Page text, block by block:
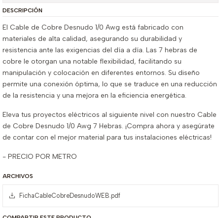
DESCRIPCIÓN
El Cable de Cobre Desnudo 1/0 Awg está fabricado con
materiales de alta calidad, asegurando su durabilidad y
resistencia ante las exigencias del día a día. Las 7 hebras de
cobre le otorgan una notable flexibilidad, facilitando su
manipulación y colocación en diferentes entornos. Su diseño
permite una conexión óptima, lo que se traduce en una reducción
de la resistencia y una mejora en la eficiencia energética.
Eleva tus proyectos eléctricos al siguiente nivel con nuestro Cable
de Cobre Desnudo 1/0 Awg 7 Hebras. ¡Compra ahora y asegúrate
de contar con el mejor material para tus instalaciones eléctricas!
- PRECIO POR METRO
ARCHIVOS
FichaCableCobreDesnudoWEB.pdf